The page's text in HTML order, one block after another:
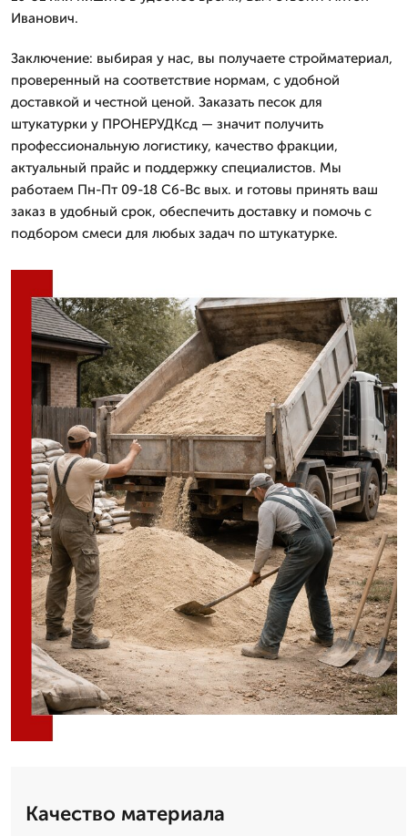
Иванович.
Заключение: выбирая у нас, вы получаете стройматериал,
проверенный на соответствие нормам, с удобной
доставкой и честной ценой. Заказать песок для
штукатурки у ПРОНЕРУДКсд — значит получить
профессиональную логистику, качество фракции,
актуальный прайс и поддержку специалистов. Мы
работаем Пн-Пт 09-18 Сб-Вс вых. и готовы принять ваш
заказ в удобный срок, обеспечить доставку и помочь с
подбором смеси для любых задач по штукатурке.
Качество материала